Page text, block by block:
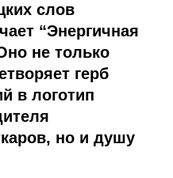
слов
“Энергичная
не только
герб
в логотип
но и душу